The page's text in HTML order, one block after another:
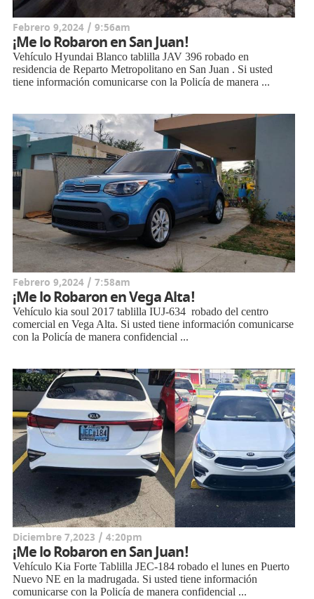
Febrero 9,2024 / 9:56am
¡Me lo Robaron en San Juan!
Vehículo Hyundai Blanco tablilla JAV 396 robado en
residencia de Reparto Metropolitano en San Juan . Si usted
tiene información comunicarse con la Policía de manera ...
Febrero 9,2024 / 7:58am
¡Me lo Robaron en Vega Alta!
Vehículo kia soul 2017 tablilla IUJ-634 robado del centro
comercial en Vega Alta. Si usted tiene información comunicarse
con la Policía de manera confidencial ...
Diciembre 7,2023 / 4:20pm
¡Me lo Robaron en San Juan!
Vehículo Kia Forte Tablilla JEC-184 robado el lunes en Puerto
Nuevo NE en la madrugada. Si usted tiene información
comunicarse con la Policía de manera confidencial ...